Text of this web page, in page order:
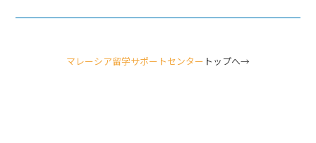
マレーシア留学サポートセンター トップへ→